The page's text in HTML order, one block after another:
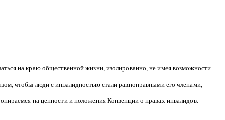
на краю общественной жизни, изолированно, не имея возможности
чтобы люди с инвалидностью стали равноправными его членами,
на ценности и положения Конвенции о правах инвалидов.